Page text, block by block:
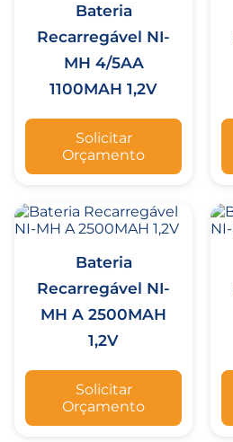
Bateria
Recarregável NI-
MH 4/5AA
1100MAH 1,2V
Solicitar
Orçamento
Bateria
Recarregável NI-
MH A 2500MAH
1,2V
Solicitar
Orçamento